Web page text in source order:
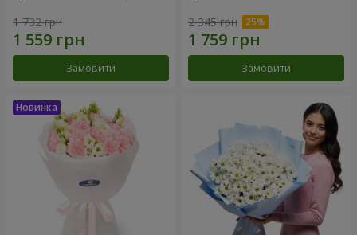
1 732 грн
Замовити
2 345 грн
Замовити